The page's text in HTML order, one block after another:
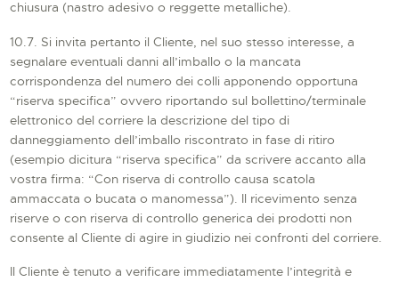
chiusura (nastro adesivo o reggette metalliche).
10.7. Si invita pertanto il Cliente, nel suo stesso interesse, a
segnalare eventuali danni all’imballo o la mancata
corrispondenza del numero dei colli apponendo opportuna
“riserva specifica” ovvero riportando sul bollettino/terminale
elettronico del corriere la descrizione del tipo di
danneggiamento dell’imballo riscontrato in fase di ritiro
(esempio dicitura “riserva specifica” da scrivere accanto alla
vostra firma: “Con riserva di controllo causa scatola
ammaccata o bucata o manomessa”). Il ricevimento senza
riserve o con riserva di controllo generica dei prodotti non
consente al Cliente di agire in giudizio nei confronti del corriere.
Il Cliente è tenuto a verificare immediatamente l’integrità e